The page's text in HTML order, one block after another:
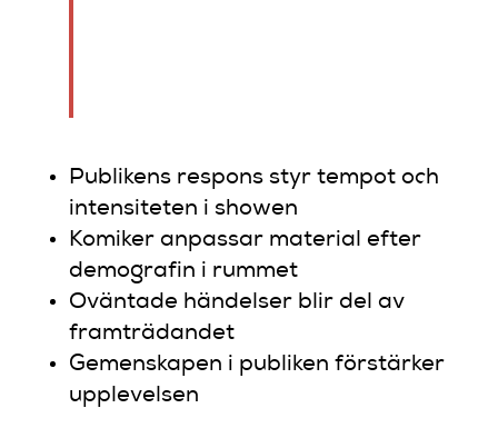
Publikens respons styr tempot och
intensiteten i showen
Komiker anpassar material efter
demografin i rummet
Oväntade händelser blir del av
framträdandet
Gemenskapen i publiken förstärker
upplevelsen